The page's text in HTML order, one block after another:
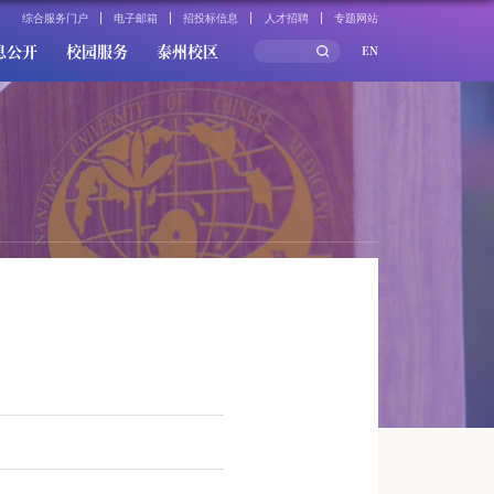
综合服务门户 电子邮箱 招投标信息 人才招聘 专题网站
公开 校园服务 泰州校区 EN